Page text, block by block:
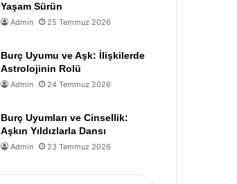
Yaşam Sürün
Admin 25 Temmuz 2026
Burç Uyumu ve Aşk: İlişkilerde
Astrolojinin Rolü
Admin 24 Temmuz 2026
Burç Uyumları ve Cinsellik:
Aşkın Yıldızlarla Dansı
Admin 23 Temmuz 2026